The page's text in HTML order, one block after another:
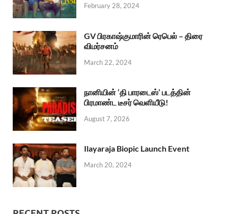
February 28, 2024
GV பிரகாஷ்குமாரின் ரெபெல் – திரை
விமர்சனம்
March 22, 2024
நானியின் ‘தி பாரடைஸ்’ படத்தின்
பிரமாண்ட டீசர் வெளியீடு!
August 7, 2026
Ilayaraja Biopic Launch Event
March 20, 2024